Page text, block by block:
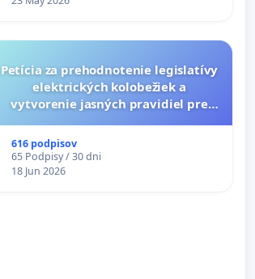
Petícia za prehodnotenie legislatívy
elektrických kolobežiek a
vytvorenie jasných pravidiel pre
616 podpisov
65 Podpisy / 30 dni
18 Jun 2026